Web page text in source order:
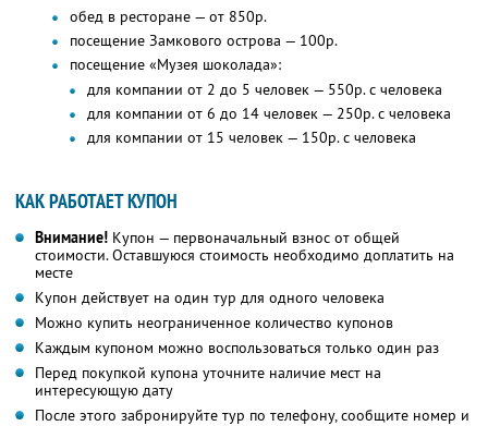
обед в ресторане — от 850р.
посещение Замкового острова — 100р.
посещение «Музея шоколада»:
для компании от 2 до 5 человек — 550р. с человека
для компании от 6 до 14 человек — 250р. с человека
для компании от 15 человек — 150р. с человека
КАК РАБОТАЕТ КУПОН
Внимание! Купон — первоначальный взнос от общей
стоимости. Оставшуюся стоимость необходимо доплатить на
месте
Купон действует на один тур для одного человека
Можно купить неограниченное количество купонов
Каждым купоном можно воспользоваться только один раз
Перед покупкой купона уточните наличие мест на
интересующую дату
После этого забронируйте тур по телефону, сообщите номер и